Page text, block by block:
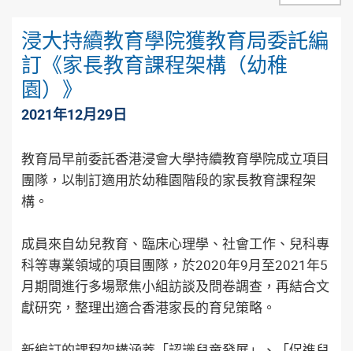
浸大持續教育學院獲教育局委託編
訂《家長教育課程架構（幼稚
園）》
2021年12月29日
教育局早前委託香港浸會大學持續教育學院成立項目
團隊，以制訂適用於幼稚園階段的家長教育課程架
構。
成員來自幼兒教育、臨床心理學、社會工作、兒科專
科等專業領域的項目團隊，於2020年9月至2021年5
月期間進行多場聚焦小組訪談及問卷調查，再結合文
獻研究，整理出適合香港家長的育兒策略。